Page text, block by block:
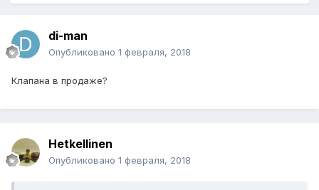
di-man
Опубликовано 1 февраля, 2018
Клапана в продаже?
Hetkellinen
Опубликовано 1 февраля, 2018